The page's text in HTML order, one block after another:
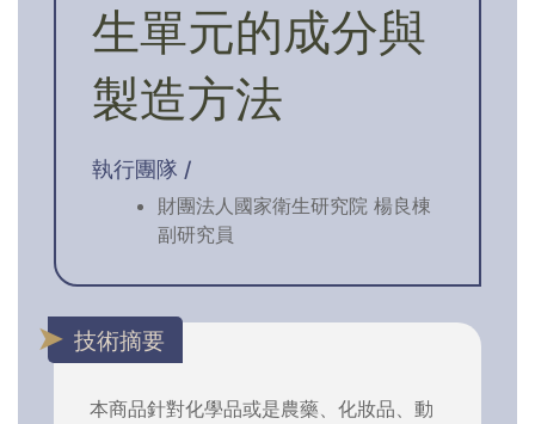
生單元的成分與
製造方法
執行團隊 /
財團法人國家衛生研究院 楊良棟
副研究員
技術摘要
本商品針對化學品或是農藥、化妝品、動